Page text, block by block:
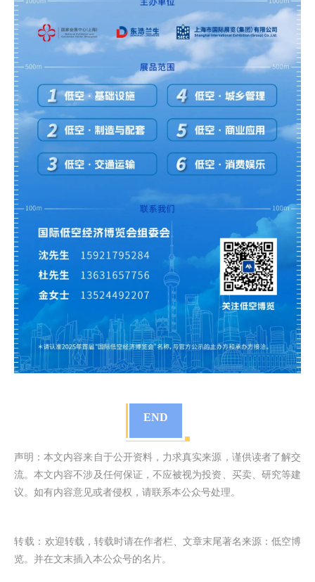
END
声明：本文内容来自于公开资料，力求真实来源，谨供读者了解交
流。本文内容不涉及任何保证，不应被视为投资、买卖、研究等建
议。如有内容意见或者侵权，请联系本公众号处理。
转载： 欢迎转载，转载时请在作者栏、文章末尾著名来源：低空博
览。并在文末插入本公众号的名片。